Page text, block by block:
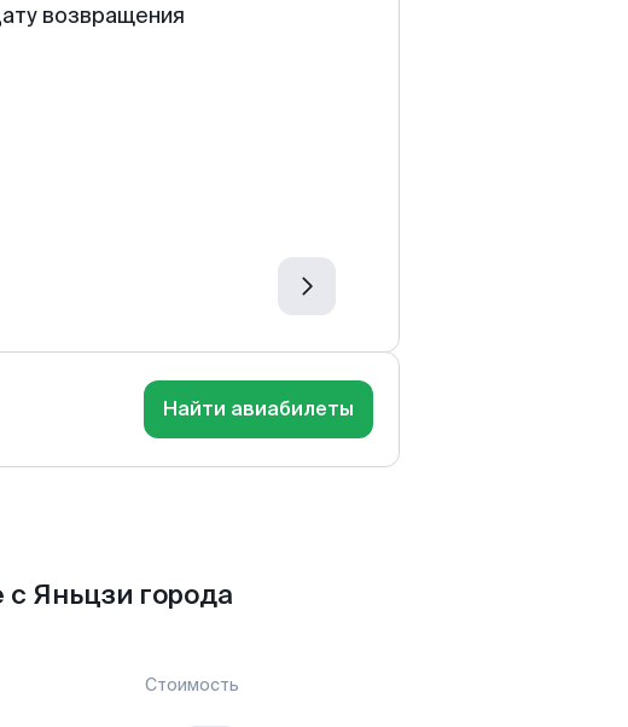
возвращения
Найти авиабилеты
Яньцзи города
Стоимость